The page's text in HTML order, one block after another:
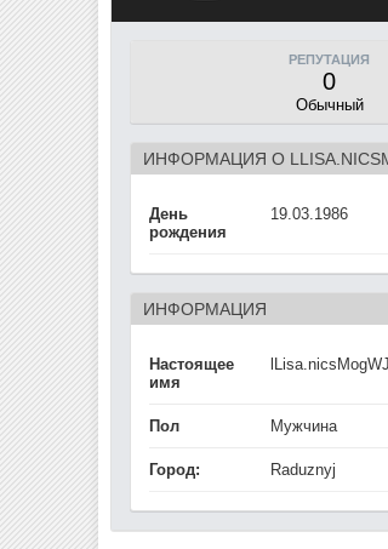
РЕПУТАЦИЯ
0
Обычный
ИНФОРМАЦИЯ О
День
рождения
19.03.1986
ИНФОРМАЦИЯ
Настоящее
имя
lLisa.nicsMogWJ
Пол Мужчина
Город: Raduznyj